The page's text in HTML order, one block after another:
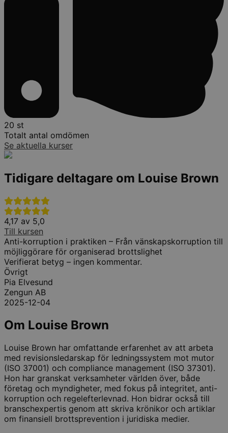
20 st
Totalt antal omdömen
Se aktuella kurser
Tidigare deltagare om Louise Brown
4,17 av 5,0
Till kursen
Anti-korruption i praktiken – Från vänskapskorruption till
möjliggörare för organiserad brottslighet
Verifierat betyg – ingen kommentar.
Övrigt
Pia Elvesund
Zengun AB
2025-12-04
Om Louise Brown
Louise Brown har omfattande erfarenhet av att arbeta
med revisionsledarskap för ledningssystem mot mutor
(ISO 37001) och compliance management (ISO 37301).
Hon har granskat verksamheter världen över, både
företag och myndigheter, med fokus på integritet, anti-
korruption och regelefterlevnad. Hon bidrar också till
branschexpertis genom att skriva krönikor och artiklar
om finansiell brottsprevention i juridiska medier.